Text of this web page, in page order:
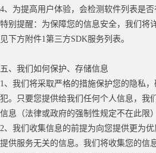
4、为提高用户体验，会检测软件列表是否
特别提醒：为保障您的信息安全，我们将
见下方附件1第三方SDK服务列表。
五、我们如何保护、存储信息
1、我们将采取严格的措施保护您的隐私
犯。只要您提供给我们任何个人信息，我
信息（法律或政府的强制性规定不在此限）
2、我们收集信息的前提为向您提供更为
提供服务无关的信息。我们将收集您的信